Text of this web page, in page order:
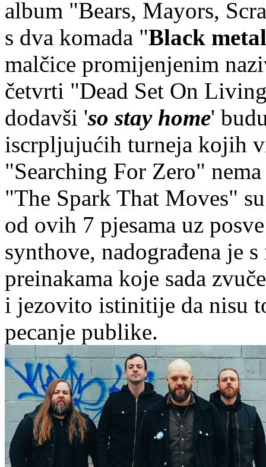
album "Bears, Mayors,
s dva komada "Black
malčice promijenjenim
četvrti "Dead Set On
dodavši 'so stay home'
iscrpljujućih turneja kojih
"Searching For Zero"
"The Spark That Moves"
od ovih 7 pjesama uz
synthove, nadograđena je
preinakama koje sada
i jezovito istinitije da nisu
pecanje publike.